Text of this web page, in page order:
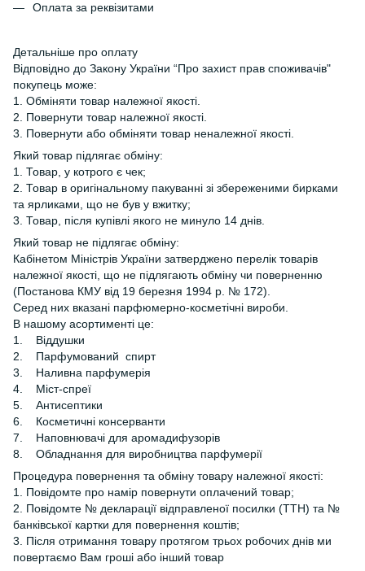
Оплата за реквізитами
Детальніше про оплату
Відповідно до Закону України “Про захист прав споживачів"
покупець може:
1. Обміняти товар належної якості.
2. Повернути товар належної якості.
3. Повернути або обміняти товар неналежної якості.
Який товар підлягає обміну:
1. Товар, у котрого є чек;
2. Товар в оригінальному пакуванні зі збереженими бирками
та ярликами, що не був у вжитку;
3. Товар, після купівлі якого не минуло 14 днів.
Який товар не підлягає обміну:
Кабінетом Міністрів України затверджено перелік товарів
належної якості, що не підлягають обміну чи поверненню
(Постанова КМУ від 19 березня 1994 р. № 172).
Серед них вказані парфюмерно-косметічні вироби.
В нашому асортименті це:
1. Віддушки
2. Парфумований спирт
3. Наливна парфумерія
4. Міст-спреї
5. Антисептики
6. Косметичні консерванти
7. Наповнювачі для аромадифузорів
8. Обладнання для виробництва парфумерії
Процедура повернення та обміну товару належної якості:
1. Повідомте про намір повернути оплачений товар;
2. Повідомте № декларації відправленої посилки (ТТН) та №
банківської картки для повернення коштів;
3. Після отримання товару протягом трьох робочих днів ми
повертаємо Вам гроші або інший товар